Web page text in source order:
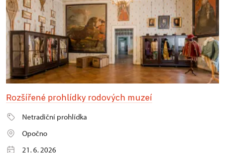
Rozšířené prohlídky rodových muzeí
Netradiční prohlídka
Opočno
21. 6. 2026